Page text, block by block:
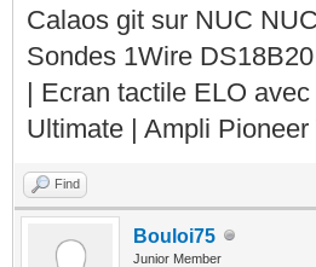
Calaos git sur NUC
Sondes 1Wire
| Ecran tactile ELO
Ultimate | Ampli
Find
Bouloi75
Junior Member